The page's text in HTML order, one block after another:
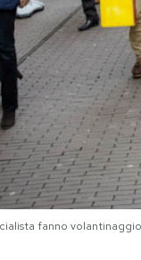
fanno